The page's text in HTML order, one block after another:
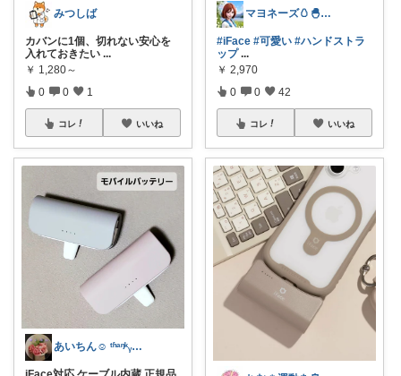
みつしば
カバンに1個、切れない安心を
入れておきたい ...
￥ 1,280～
0 0 1
コレ いいね
あいちん☺️ ᵗʱᵃᵑᵏᵧₒᵤওೄ ♬*
マヨネーズ🥚‪🐣✨️お礼はプロフで♪
#iFace #可愛い #ハンドストラ
ップ ...
￥ 2,970
0 0 42
コレ いいね